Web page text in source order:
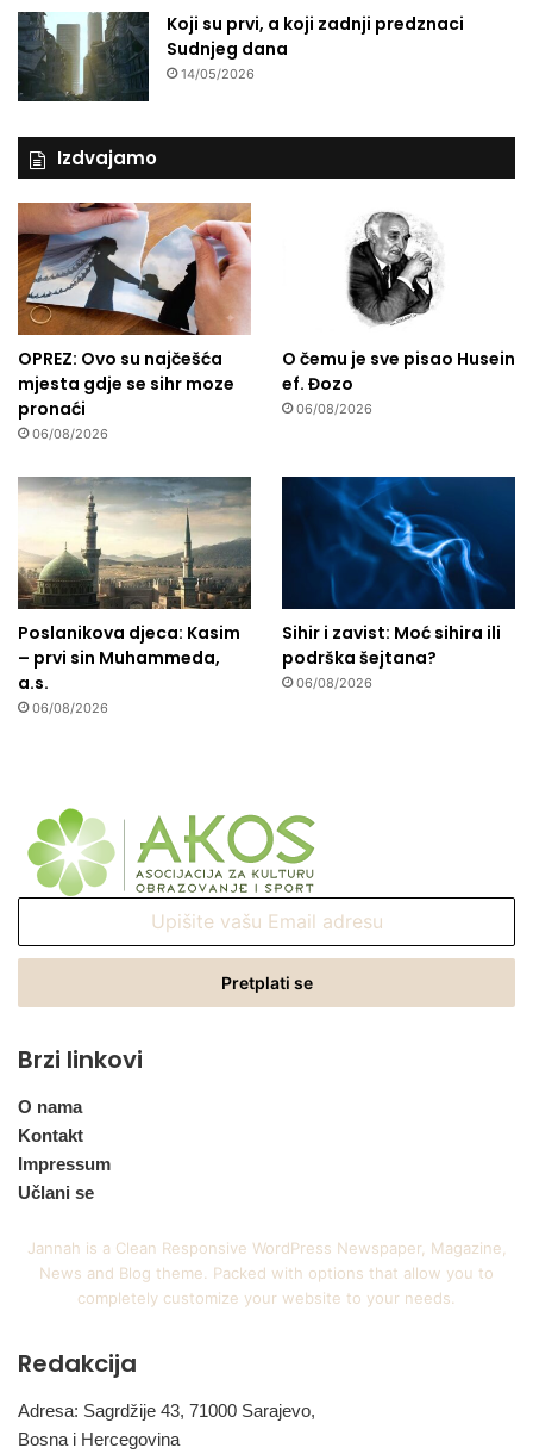
Koji su prvi, a koji zadnji predznaci
Sudnjeg dana
14/05/2026
Izdvajamo
OPREZ: Ovo su najčešća
mjesta gdje se sihr moze
pronaći
06/08/2026
O čemu je sve pisao Husein
ef. Đozo
06/08/2026
Poslanikova djeca: Kasim
– prvi sin Muhammeda,
a.s.
06/08/2026
Sihir i zavist: Moć sihira ili
podrška šejtana?
06/08/2026
Email
Brzi linkovi
O nama
Kontakt
Impressum
Učlani se
Jannah is a Clean Responsive WordPress Newspaper, Magazine,
News and Blog theme. Packed with options that allow you to
completely customize your website to your needs.
Redakcija
Adresa: Sagrdžije 43, 71000 Sarajevo,
Bosna i Hercegovina